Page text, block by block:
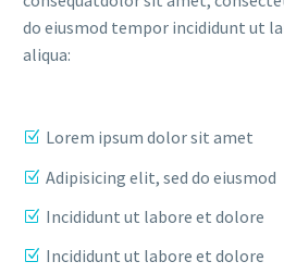
do eiusmod tempor incididunt ut
aliqua:
Lorem ipsum dolor sit amet
Adipisicing elit, sed do eiusmod
Incididunt ut labore et dolore
Incididunt ut labore et dolore